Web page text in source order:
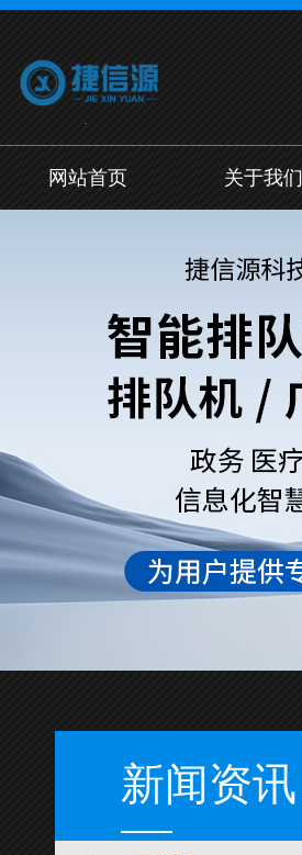
网站首页 关于我们
新闻资讯